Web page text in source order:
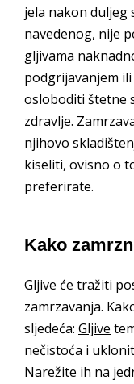
jela nakon duljeg
navedenog, nije
gljivama
podgrijavanjem
osloboditi štetne
zdravlje.
njihovo
kiseliti, ovisno o
preferirate.
Kako
Gljive će tražiti
zamrzavanja.
sljedeća: Gljive
nečistoća i
Narežite ih na